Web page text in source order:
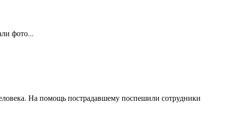
фото...
На помощь пострадавшему поспешили сотрудники